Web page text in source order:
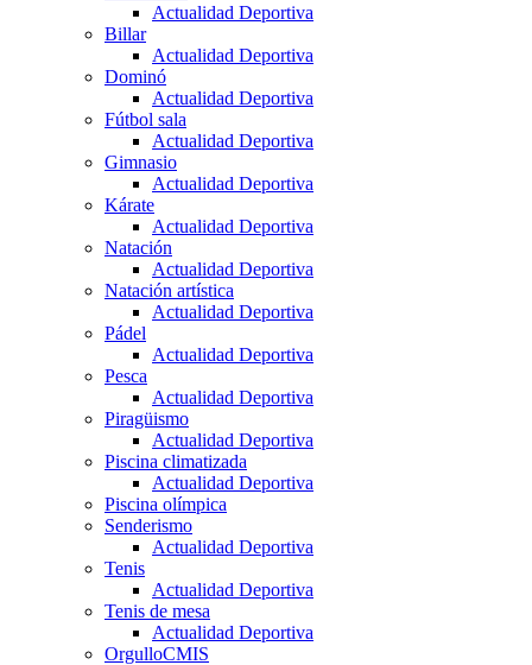
Actualidad Deportiva
Billar
Actualidad Deportiva
Dominó
Actualidad Deportiva
Fútbol sala
Actualidad Deportiva
Gimnasio
Actualidad Deportiva
Kárate
Actualidad Deportiva
Natación
Actualidad Deportiva
Natación artística
Actualidad Deportiva
Pádel
Actualidad Deportiva
Pesca
Actualidad Deportiva
Piragüismo
Actualidad Deportiva
Piscina climatizada
Actualidad Deportiva
Piscina olímpica
Senderismo
Actualidad Deportiva
Tenis
Actualidad Deportiva
Tenis de mesa
Actualidad Deportiva
OrgulloCMIS